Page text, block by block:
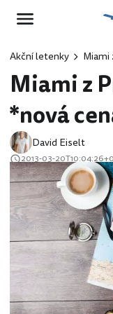
Akční letenky Miami
Miami z
*nová
David Eiselt
2013-03-